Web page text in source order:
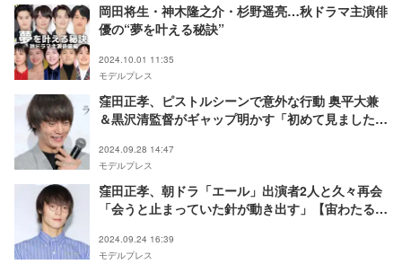
岡田将生・神木隆之介・杉野遥亮…秋ドラマ主演俳
優の“夢を叶える秘訣”
2024.10.01 11:35
モデルプレス
窪田正孝、ピストルシーンで意外な行動 奥平大兼
＆黒沢清監督がギャップ明かす「初めて見ました」
2024.09.28 14:47
モデルプレス
窪田正孝、朝ドラ「エール」出演者2人と久々再会
「会うと止まっていた針が動き出す」【宙わたる教
2024.09.24 16:39
モデルプレス